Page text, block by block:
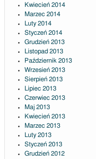
Kwiecień 2014
Marzec 2014
Luty 2014
Styczeń 2014
Grudzień 2013
Listopad 2013
Październik 2013
Wrzesień 2013
Sierpień 2013
Lipiec 2013
Czerwiec 2013
Maj 2013
Kwiecień 2013
Marzec 2013
Luty 2013
Styczeń 2013
Grudzień 2012